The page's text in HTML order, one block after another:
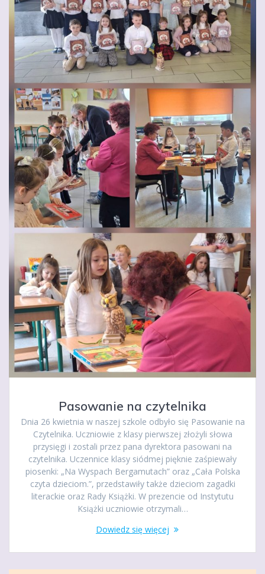
Pasowanie na czytelnika
Dnia 26 kwietnia w naszej szkole odbyło się Pasowanie na
Czytelnika. Uczniowie z klasy pierwszej złożyli słowa
przysięgi i zostali przez pana dyrektora pasowani na
czytelnika. Uczennice klasy siódmej pięknie zaśpiewały
piosenki: „Na Wyspach Bergamutach” oraz „Cała Polska
czyta dzieciom.”, przedstawiły także dzieciom zagadki
literackie oraz Rady Książki. W prezencie od Instytutu
Książki uczniowie otrzymali…
Dowiedz się więcej